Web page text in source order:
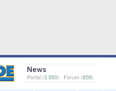
News
Portal (3.950) · Forum (859)